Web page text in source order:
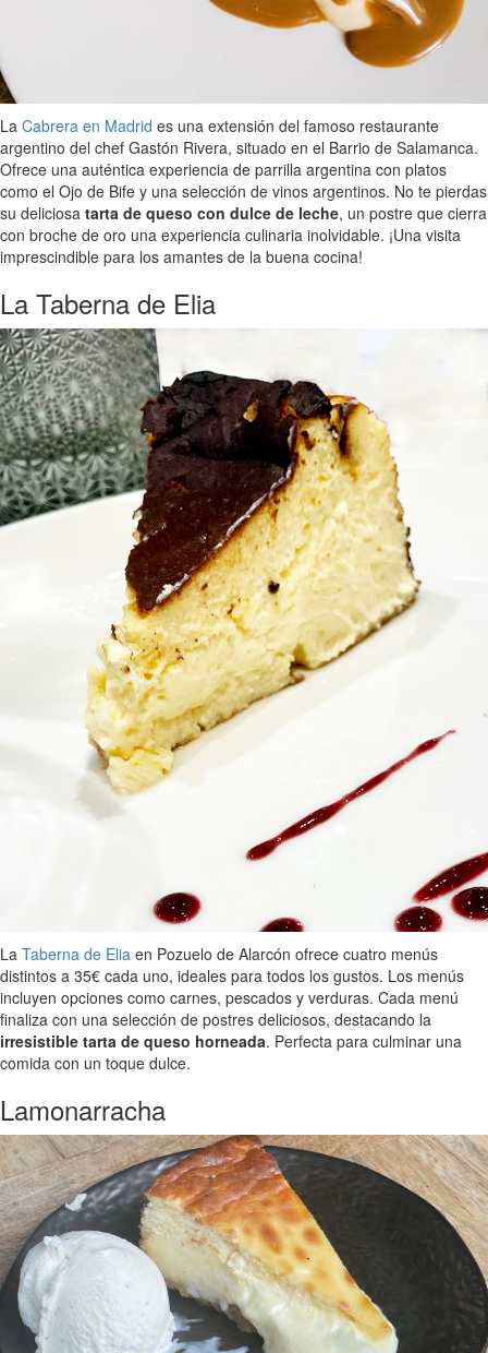
La Cabrera en Madrid es una extensión del famoso restaurante
argentino del chef Gastón Rivera, situado en el Barrio de Salamanca.
Ofrece una auténtica experiencia de parrilla argentina con platos
como el Ojo de Bife y una selección de vinos argentinos. No te pierdas
su deliciosa tarta de queso con dulce de leche, un postre que cierra
con broche de oro una experiencia culinaria inolvidable. ¡Una visita
imprescindible para los amantes de la buena cocina!
La Taberna de Elia
La Taberna de Elia en Pozuelo de Alarcón ofrece cuatro menús
distintos a 35€ cada uno, ideales para todos los gustos. Los menús
incluyen opciones como carnes, pescados y verduras. Cada menú
finaliza con una selección de postres deliciosos, destacando la
irresistible tarta de queso horneada. Perfecta para culminar una
comida con un toque dulce.
Lamonarracha